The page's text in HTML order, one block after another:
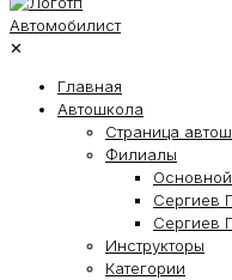
✕
Главная
Автошкола
Страница
Филиалы
Сергиев
Сергиев
Инструкторы
Категории